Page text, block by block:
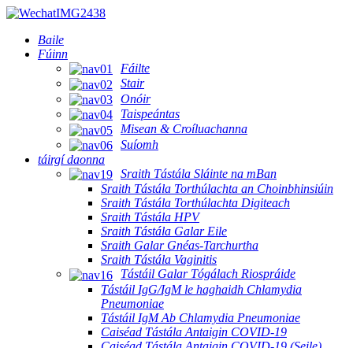
Baile
Fúinn
Fáilte
Stair
Onóir
Taispeántas
Misean & Croíluachanna
Suíomh
táirgí daonna
Sraith Tástála Sláinte na mBan
Sraith Tástála Torthúlachta an Choinbhinsiúin
Sraith Tástála Torthúlachta Digiteach
Sraith Tástála HPV
Sraith Tástála Galar Eile
Sraith Galar Gnéas-Tarchurtha
Sraith Tástála Vaginitis
Tástáil Galar Tógálach Riospráide
Tástáil IgG/IgM le haghaidh Chlamydia
Pneumoniae
Tástáil IgM Ab Chlamydia Pneumoniae
Caiséad Tástála Antaigin COVID-19